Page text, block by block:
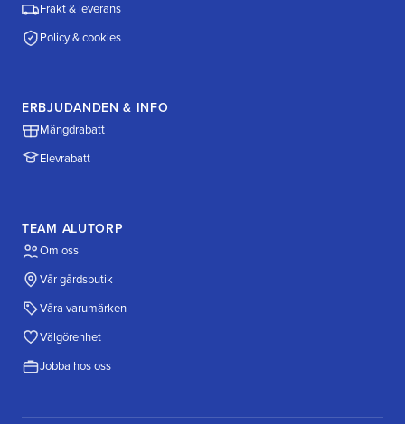
Frakt & leverans
Policy & cookies
ERBJUDANDEN & INFO
Mängdrabatt
Elevrabatt
TEAM ALUTORP
Om oss
Vår gårdsbutik
Våra varumärken
Välgörenhet
Jobba hos oss